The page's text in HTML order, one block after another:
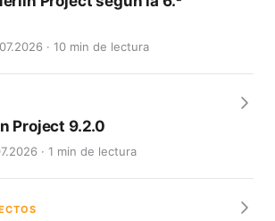
· 10 min de lectura
Project 9.2.0
· 1 min de lectura